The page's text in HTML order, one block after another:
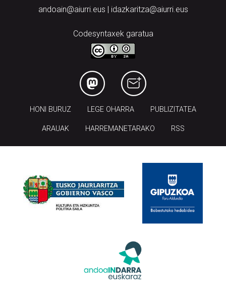
andoain@aiurri.eus | idazkaritza@aiurri.eus
Codesyntaxek garatua
HONI BURUZ LEGE OHARRA PUBLIZITATEA
ARAUAK HARREMANETARAKO RSS